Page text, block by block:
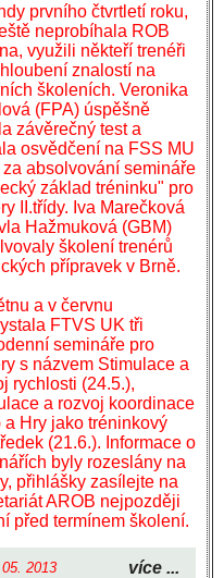
prvního čtvrtletí roku,
neprobíhala ROB
využili někteří trenéři
znalostí na
školeních. Veronika
(FPA) úspěšně
závěrečný test a
osvědčení na FSS MU
za absolvování semináře
základ tréninku" pro
II.třídy. Iva Marečková
Hažmuková (GBM)
školení trenérů
přípravek v Brně.
a v červnu
FTVS UK tři
semináře pro
s názvem Stimulace a
rychlosti (24.5.),
a rozvoj koordinace
a Hry jako tréninkový
(21.6.). Informace o
byly rozeslány na
přihlášky zasílejte na
AROB nejpozději
před termínem školení.
2013 více ...